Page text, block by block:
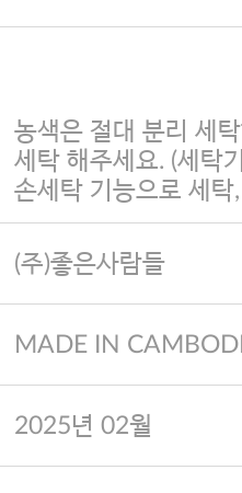
농색은 절대 분리 세
세탁 해주세요. (세탁
손세탁 기능으로 세탁
(주)좋은사람들
MADE IN
2025년 02월